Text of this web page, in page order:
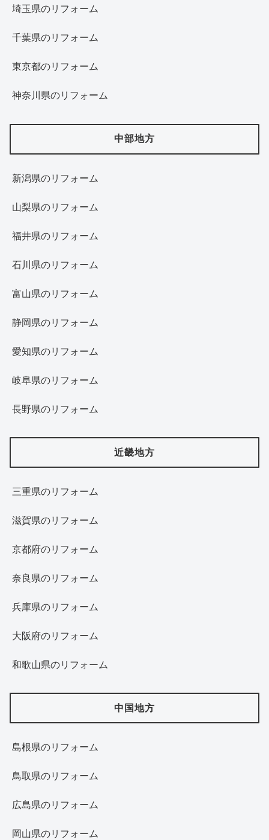
埼玉県のリフォーム
千葉県のリフォーム
東京都のリフォーム
神奈川県のリフォーム
中部地方
新潟県のリフォーム
山梨県のリフォーム
福井県のリフォーム
石川県のリフォーム
富山県のリフォーム
静岡県のリフォーム
愛知県のリフォーム
岐阜県のリフォーム
長野県のリフォーム
近畿地方
三重県のリフォーム
滋賀県のリフォーム
京都府のリフォーム
奈良県のリフォーム
兵庫県のリフォーム
大阪府のリフォーム
和歌山県のリフォーム
中国地方
島根県のリフォーム
鳥取県のリフォーム
広島県のリフォーム
岡山県のリフォーム